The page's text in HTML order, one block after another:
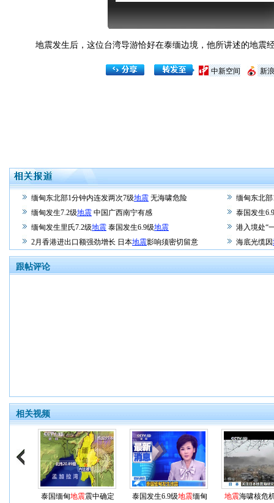
地震发生后，这位台湾导游恰好在泰缅边境，他所讲述的地震
新
中新空间
缅甸东北部1分钟内连发两次7级地震 无海啸危险
缅甸东北
缅甸发生7.2级地震 中国广西南宁有感
泰国发生
缅甸发生里氏7.2级地震 泰国发生6.9级地震
港入境处“
2月香港进出口额强劲增长 日本地震影响须密切留意 海底光缆因
跟帖评论
相关视频
泰国缅甸地震震中确定
泰国发生6.9级地震缅甸
地震海啸核危